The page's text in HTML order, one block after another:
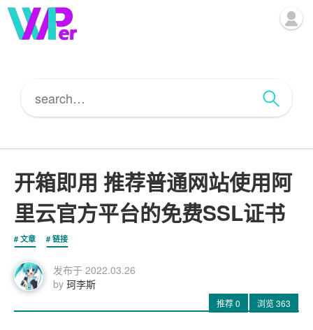
开箱即用 推荐普通网站使用阿
里云官方平台的免费SSL证书
文章 链接
发布于 2022.03.26
by 珂李斯
推荐0 浏览363